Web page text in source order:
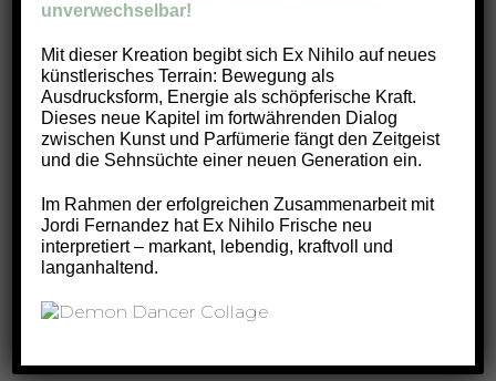
Kajal
PETRA LUDIN
14.05.2026
K, PARFÜM-MARKE
unverwechselbar!
Mit dieser Kreation begibt sich Ex Nihilo auf neues
künstlerisches Terrain: Bewegung als
Ausdrucksform, Energie als schöpferische Kraft.
Dieses neue Kapitel im fortwährenden Dialog
zwischen Kunst und Parfümerie fängt den Zeitgeist
und die Sehnsüchte einer neuen Generation ein.
Im Rahmen der erfolgreichen Zusammenarbeit mit
Jordi Fernandez hat Ex Nihilo Frische neu
interpretiert – markant, lebendig, kraftvoll und
langanhaltend.